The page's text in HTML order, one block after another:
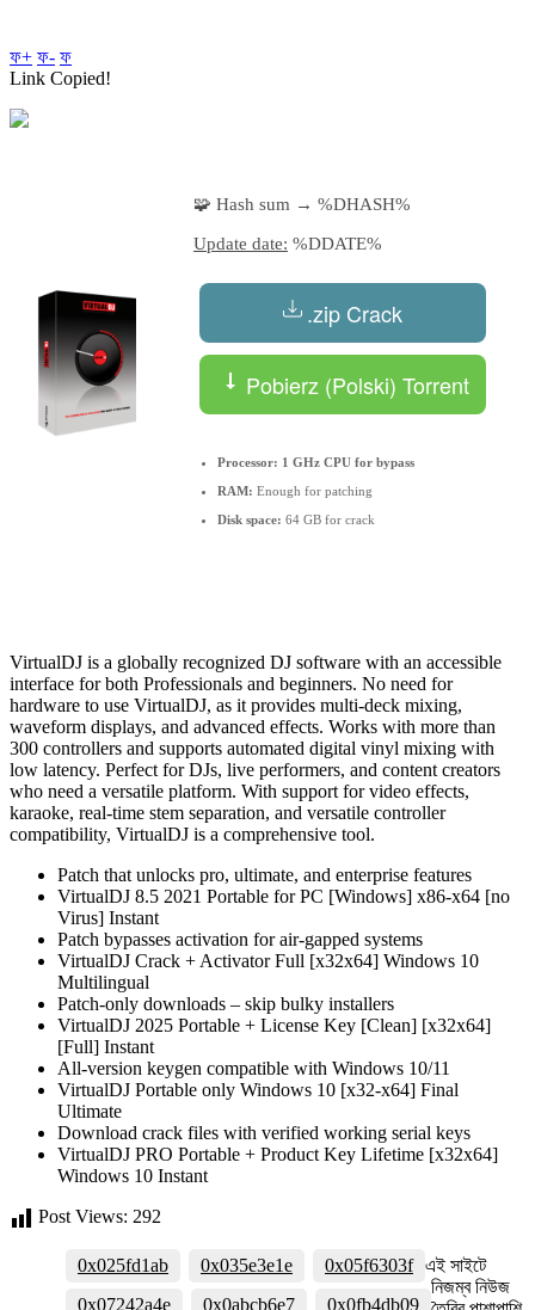
ফ+ ফ- ফ
Link Copied!
🧩 Hash sum → %DHASH%
Update date: %DDATE%
.zip Crack
Pobierz (Polski) Torrent
Processor: 1 GHz CPU for bypass
RAM: Enough for patching
Disk space: 64 GB for crack
VirtualDJ is a globally recognized DJ software with an accessible
interface for both Professionals and beginners. No need for
hardware to use VirtualDJ, as it provides multi-deck mixing,
waveform displays, and advanced effects. Works with more than
300 controllers and supports automated digital vinyl mixing with
low latency. Perfect for DJs, live performers, and content creators
who need a versatile platform. With support for video effects,
karaoke, real-time stem separation, and versatile controller
compatibility, VirtualDJ is a comprehensive tool.
Patch that unlocks pro, ultimate, and enterprise features
VirtualDJ 8.5 2021 Portable for PC [Windows] x86-x64 [no
Virus] Instant
Patch bypasses activation for air-gapped systems
VirtualDJ Crack + Activator Full [x32x64] Windows 10
Multilingual
Patch-only downloads – skip bulky installers
VirtualDJ 2025 Portable + License Key [Clean] [x32x64]
[Full] Instant
All-version keygen compatible with Windows 10/11
VirtualDJ Portable only Windows 10 [x32-x64] Final
Ultimate
Download crack files with verified working serial keys
VirtualDJ PRO Portable + Product Key Lifetime [x32x64]
Windows 10 Instant
Post Views: 292
0x025fd1ab 0x035e3e1e
0x05f6303f
0x07242a4e
0x0abcb6e7 0x0fb4db09
এই সাইটে
নিজম্ব নিউজ